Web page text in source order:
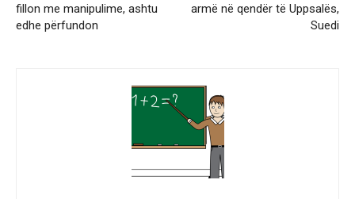
fillon me manipulime, ashtu
edhe përfundon
armë në qendër të Uppsalës,
Suedi